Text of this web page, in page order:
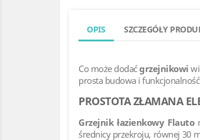
OPIS SZCZEGÓŁY
Co może dodaćgrzejnikowi
prosta budowa i
PROSTOTA ZŁAMANA
Grzejnik łazienkowy Flauto
średnicy przekroju, równej 30